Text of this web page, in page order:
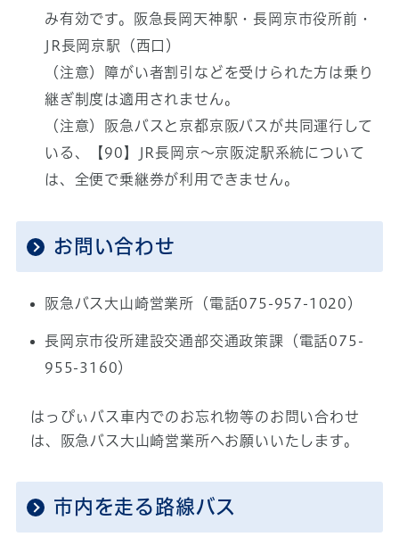
み有効です。阪急長岡天神駅・長岡京市役所前・
JR長岡京駅（西口）
（注意）障がい者割引などを受けられた方は乗り
継ぎ制度は適用されません。
（注意）阪急バスと京都京阪バスが共同運行して
いる、【90】JR長岡京～京阪淀駅系統について
は、全便で乗継券が利用できません。
お問い合わせ
阪急バス大山崎営業所（電話075-957-1020）
長岡京市役所建設交通部交通政策課（電話075-
955-3160）
はっぴぃバス車内でのお忘れ物等のお問い合わせ
は、阪急バス大山崎営業所へお願いいたします。
市内を走る路線バス